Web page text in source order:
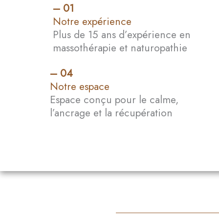
– 01​
Notre expérience
Plus de 15 ans d’expérience en
massothérapie et naturopathie
– 04​
Notre espace
Espace conçu pour le calme,
l’ancrage et la récupération